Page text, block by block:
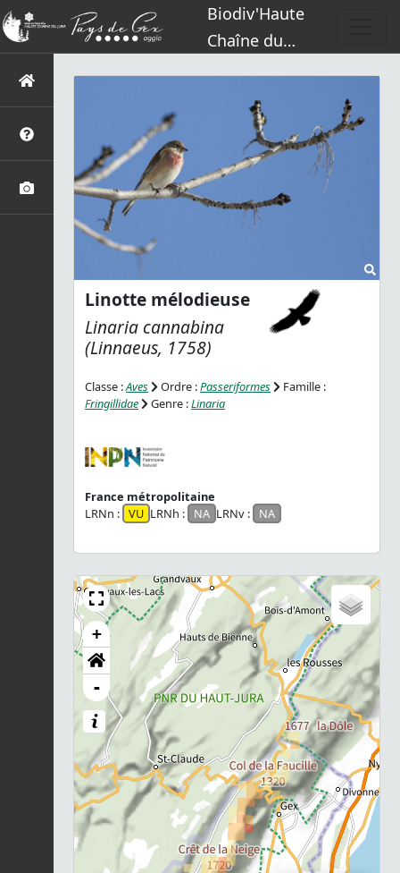
Biodiv'Haute
Chaîne du
Linotte mélodieuse
Linaria cannabina
(Linnaeus, 1758)
Classe :Aves Ordre :Passeriformes
Famille :
Fringillidae
Genre :Linaria
France métropolitaine
LRNn : VU LRNh : NA LRNv : NA
+
-